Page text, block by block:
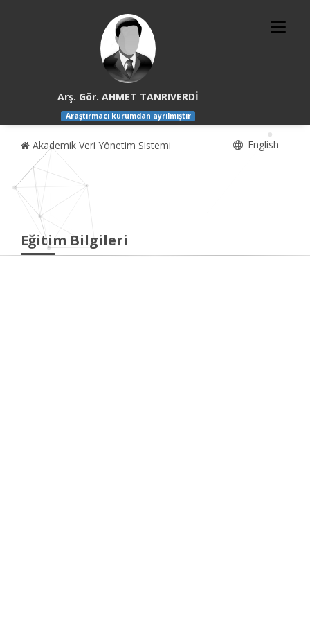
Arş. Gör. AHMET TANRIVERDİ
Araştırmacı kurumdan ayrılmıştır
Akademik Veri Yönetim Sistemi English
Eğitim Bilgileri